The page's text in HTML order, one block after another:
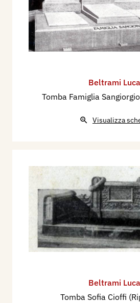
Beltrami Luca
Tomba Famiglia
Visualizza
Beltrami Luca
Tomba Sofia Cioffi